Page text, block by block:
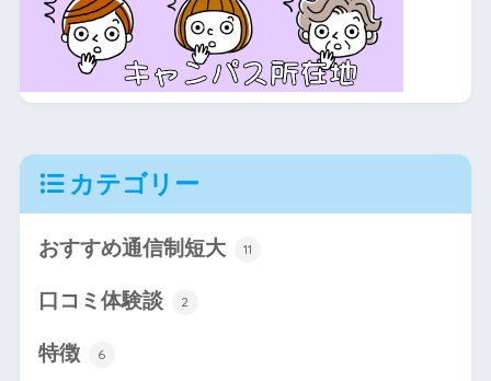
カテゴリー
おすすめ通信制短大 11
口コミ体験談 2
特徴 6